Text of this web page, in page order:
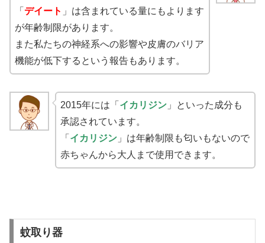
「 デイート 」は含まれている量にもよります
が年齢制限があります。
また私たちの神経系への影響や皮膚のバリア
機能が低下するという報告もあります。
2015年には「 イカリジン」といった成分も
承認されています。
「 イカリジン」は年齢制限も匂いもないので
赤ちゃんから大人まで使用できます。
蚊取り器